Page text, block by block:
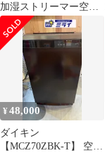
加湿ストリーマー空気
洗浄機 MCK70P
¥48,000
ダイキン
【MCZ70ZBK-T】 空気